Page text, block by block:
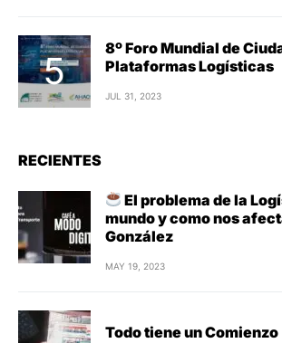
8º Foro Mundial de
Plataformas Logísticas
JUL 31, 2023
RECIENTES
El problema de la
mundo y como nos
González
MAY 19, 2023
Todo tiene un Comienzo